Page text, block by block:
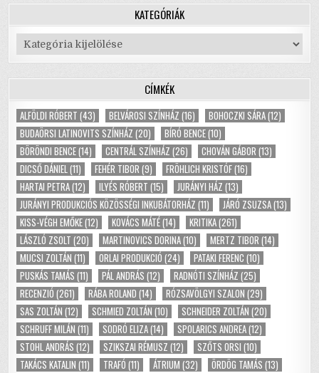
KATEGÓRIÁK
Kategóriák
CÍMKÉK
ALFÖLDI RÓBERT (43) BELVÁROSI SZÍNHÁZ (16) BOHOCZKI SÁRA(12)
BUDAÖRSI LATINOVITS SZÍNHÁZ (20) BÍRÓ BENCE(10)
BÖRÖNDI BENCE(14) CENTRÁL SZÍNHÁZ (26) CHOVÁN GÁBOR (13)
DICSŐ DÁNIEL(11) FEHÉR TIBOR (9) FRÖHLICH KRISTÓF(16)
HARTAI PETRA(12) ILYÉS RÓBERT (15) JURÁNYI HÁZ (13)
JURÁNYI PRODUKCIÓS KÖZÖSSÉGI INKUBÁTORHÁZ (11) JÁRÓ ZSUZSA(13)
KISS-VÉGH EMŐKE(12) KOVÁCS MÁTÉ(14) KRITIKA(261)
LÁSZLÓ ZSOLT (20) MARTINOVICS DORINA(10) MERTZ TIBOR (14)
MUCSI ZOLTÁN (11) ORLAI PRODUKCIÓ (24) PATAKI FERENC (10)
PUSKÁS TAMÁS (11) PÁL ANDRÁS (12) RADNÓTI SZÍNHÁZ (25)
RECENZIÓ (261) RÁBA ROLAND (14) RÓZSAVÖLGYI SZALON (29)
SAS ZOLTÁN (12) SCHMIED ZOLTÁN (10) SCHNEIDER ZOLTÁN (20)
SCHRUFF MILÁN (11) SODRÓ ELIZA(14) SPOLARICS ANDREA(12)
STOHL ANDRÁS (12) SZIKSZAI RÉMUSZ (12) SZŐTS ORSI (10)
TAKÁCS KATALIN (11) TRAFÓ (11) ÁTRIUM (32) ÖRDÖG TAMÁS (13)